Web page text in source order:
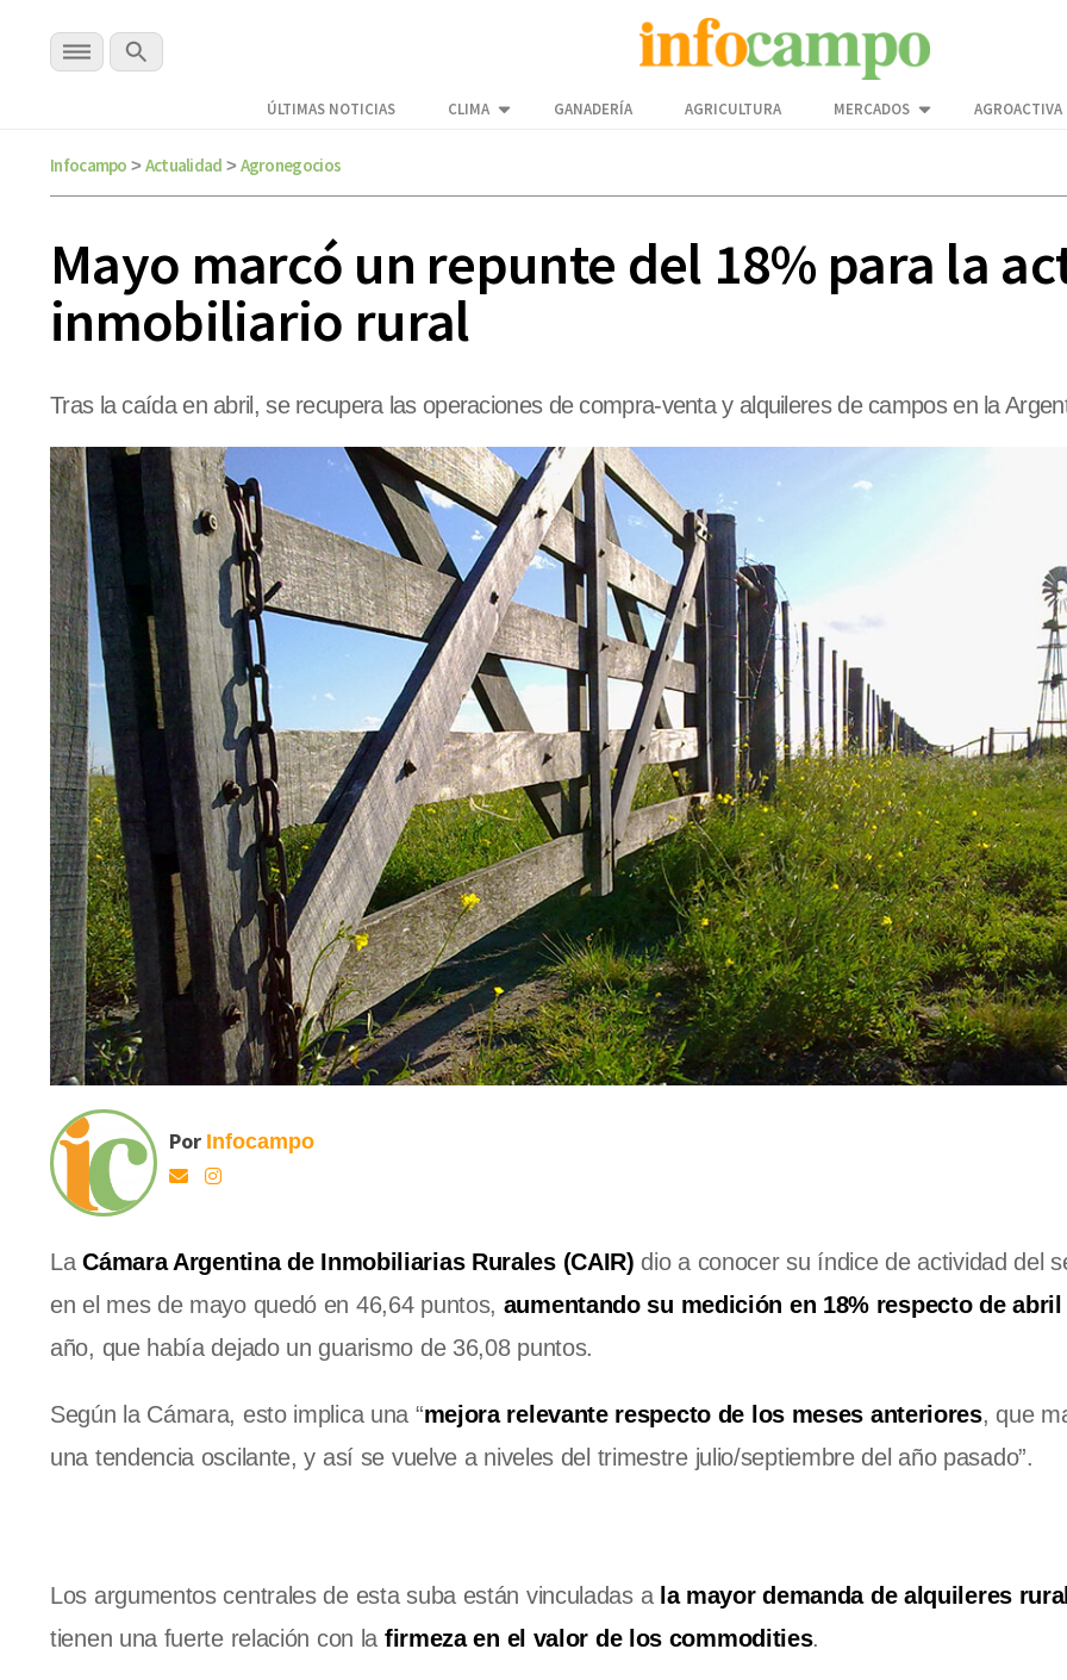
ÚLTIMAS NOTICIAS CLIMA GANADERÍA AGRICULTURA MERCADOS AGROACTIVA
Infocampo > Actualidad > Agronegocios
Mayo marcó un repunte del 18% para la
inmobiliario rural
Tras la caída en abril, se recupera las operaciones de compra-venta y alquileres de campos en la
Por Infocampo
LaCámara Argentina de Inmobiliarias Rurales (CAIR) dio a conocer su índice de actividad del
en el mes de mayo quedó en 46,64 puntos, aumentando su medición en 18% respecto de abril
año, que había dejado un guarismo de 36,08 puntos.
Según la Cámara, esto implica una “mejora relevante respecto de los meses anteriores, que
una tendencia oscilante, y así se vuelve a niveles del trimestre julio/septiembre del año pasado”.
Los argumentos centrales de esta suba están vinculadas a la mayor demanda de alquileres
tienen una fuerte relación con la firmeza en el valor de los commodities.